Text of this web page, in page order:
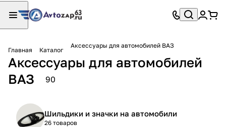
Главная Каталог
Аксессуары для автомобилей ВАЗ
Аксессуары для автомобилей
ВАЗ
90
Шильдики и значки на автомобили
26 товаров